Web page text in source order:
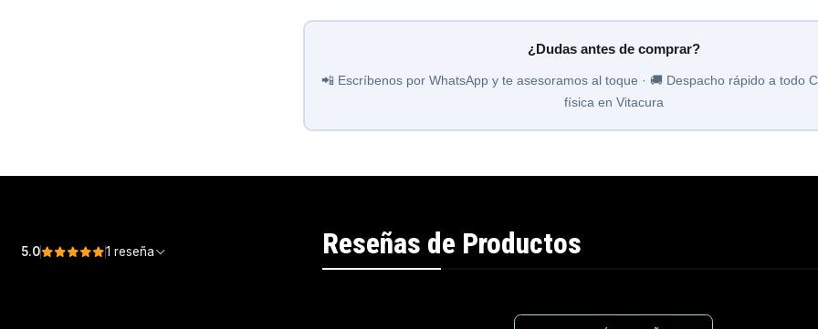
¿Dudas antes de comprar?
📲 Escríbenos por WhatsApp y te asesoramos al toque · 🚚 Despacho rápido a todo
física en Vitacura
Reseñas de Productos
5.0 1 reseña